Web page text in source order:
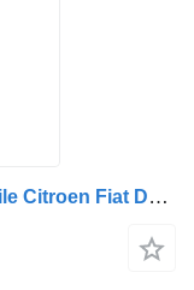
Moteur Citroen YH01 pour automobile Citroen Fiat Doblo, Opel Mokka Corsa, Peugeot 508 5008, Toyota ProAce 1.5 BlueHDi